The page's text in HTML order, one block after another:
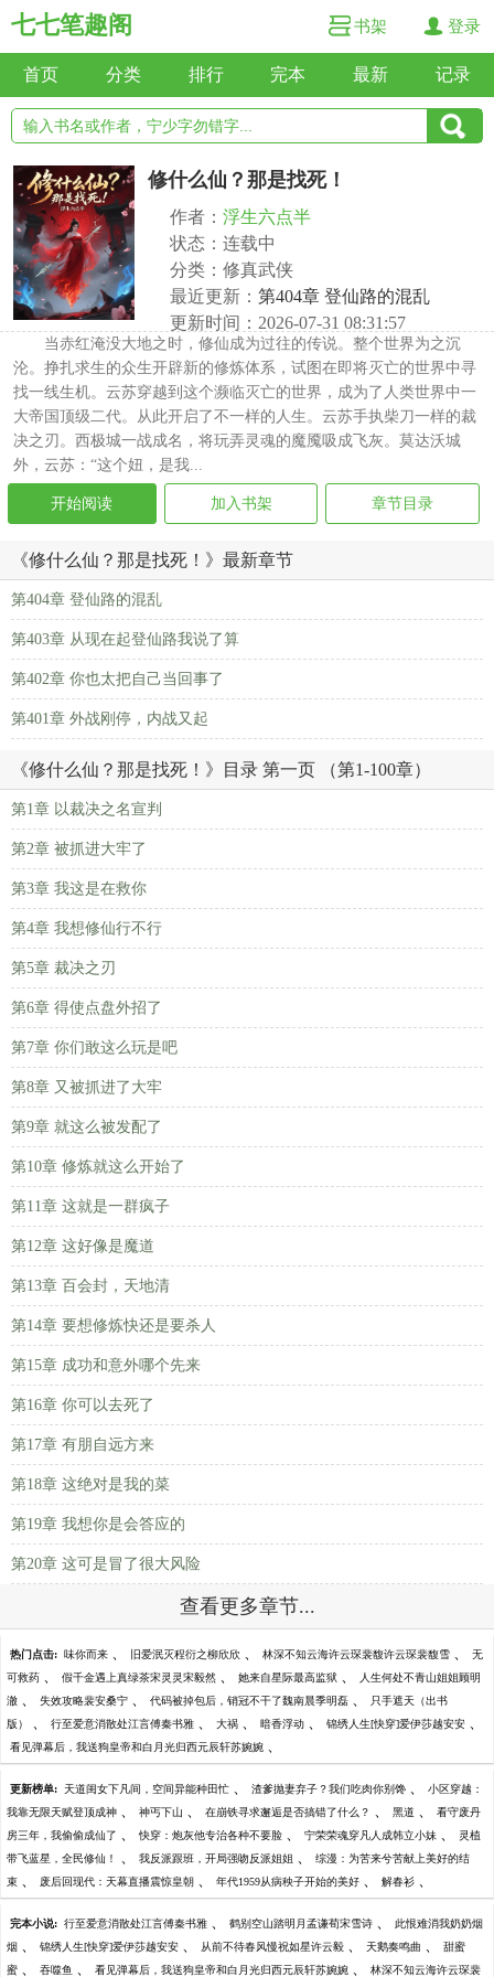
七七笔趣阁 书架 登录
首页 分类 排行 完本 最新 记录
修什么仙？那是找死！
作者： 浮生六点半
状态：连载中
分类：修真武侠
最近更新： 第404章 登仙路的混乱
更新时间：2026-07-31 08:31:57
当赤红淹没大地之时，修仙成为过往的传说。整个世界为之沉
沦。挣扎求生的众生开辟新的修炼体系，试图在即将灭亡的世界中寻
找一线生机。云苏穿越到这个濒临灭亡的世界，成为了人类世界中一
大帝国顶级二代。从此开启了不一样的人生。云苏手执柴刀一样的裁
决之刃。西极城一战成名，将玩弄灵魂的魔魇吸成飞灰。莫达沃城
外，云苏：“这个妞，是我...
开始阅读 加入书架 章节目录
《修什么仙？那是找死！》最新章节
第404章 登仙路的混乱
第403章 从现在起登仙路我说了算
第402章 你也太把自己当回事了
第401章 外战刚停，内战又起
《修什么仙？那是找死！》目录 第一页 （第1-100章）
第1章 以裁决之名宣判
第2章 被抓进大牢了
第3章 我这是在救你
第4章 我想修仙行不行
第5章 裁决之刃
第6章 得使点盘外招了
第7章 你们敢这么玩是吧
第8章 又被抓进了大牢
第9章 就这么被发配了
第10章 修炼就这么开始了
第11章 这就是一群疯子
第12章 这好像是魔道
第13章 百会封，天地清
第14章 要想修炼快还是要杀人
第15章 成功和意外哪个先来
第16章 你可以去死了
第17章 有朋自远方来
第18章 这绝对是我的菜
第19章 我想你是会答应的
第20章 这可是冒了很大风险
查看更多章节...
热门点击: 味你而来 、 旧爱泯灭程衍之柳欣欣 、 林深不知云海许云琛裴馥许云琛裴馥雪 、 无
可救药 、 假千金遇上真绿茶宋灵灵宋毅然 、 她来自星际最高监狱 、 人生何处不青山姐姐顾明
澈 、 失效攻略裴安桑宁 、 代码被掉包后，销冠不干了魏南晨季明磊 、 只手遮天（出书
版） 、 行至爱意消散处江言傅秦书雅 、 大祸 、 暗香浮动 、 锦绣人生[快穿]爱伊莎越安安 、
看见弹幕后，我送狗皇帝和白月光归西元辰轩苏婉婉 、
更新榜单: 天道闺女下凡间，空间异能种田忙 、 渣爹抛妻弃子？我们吃肉你别馋 、 小区穿越：
我靠无限天赋登顶成神 、 神丐下山 、 在崩铁寻求邂逅是否搞错了什么？ 、 黑道 、 看守废丹
房三年，我偷偷成仙了 、 快穿：炮灰他专治各种不要脸 、 宁荣荣魂穿凡人成韩立小妹 、 灵植
带飞蓝星，全民修仙！ 、 我反派跟班，开局强吻反派姐姐 、 综漫：为苦来兮苦献上美好的结
束 、 废后回现代：天幕直播震惊皇朝 、 年代1959从病秧子开始的美好 、 解春衫 、
完本小说: 行至爱意消散处江言傅秦书雅 、 鹤别空山踏明月孟谦荀宋雪诗 、 此恨难消我奶奶烟
烟 、 锦绣人生[快穿]爱伊莎越安安 、 从前不待春风慢祝如星许云毅 、 天鹅奏鸣曲 、 甜蜜
蜜 、 吞噬鱼 、 看见弹幕后，我送狗皇帝和白月光归西元辰轩苏婉婉 、 林深不知云海许云琛裴